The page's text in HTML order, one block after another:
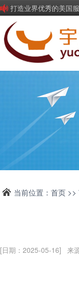
打造业界优秀的美国
当前位置： 首页 >>
[日期：2025-05-16] 来